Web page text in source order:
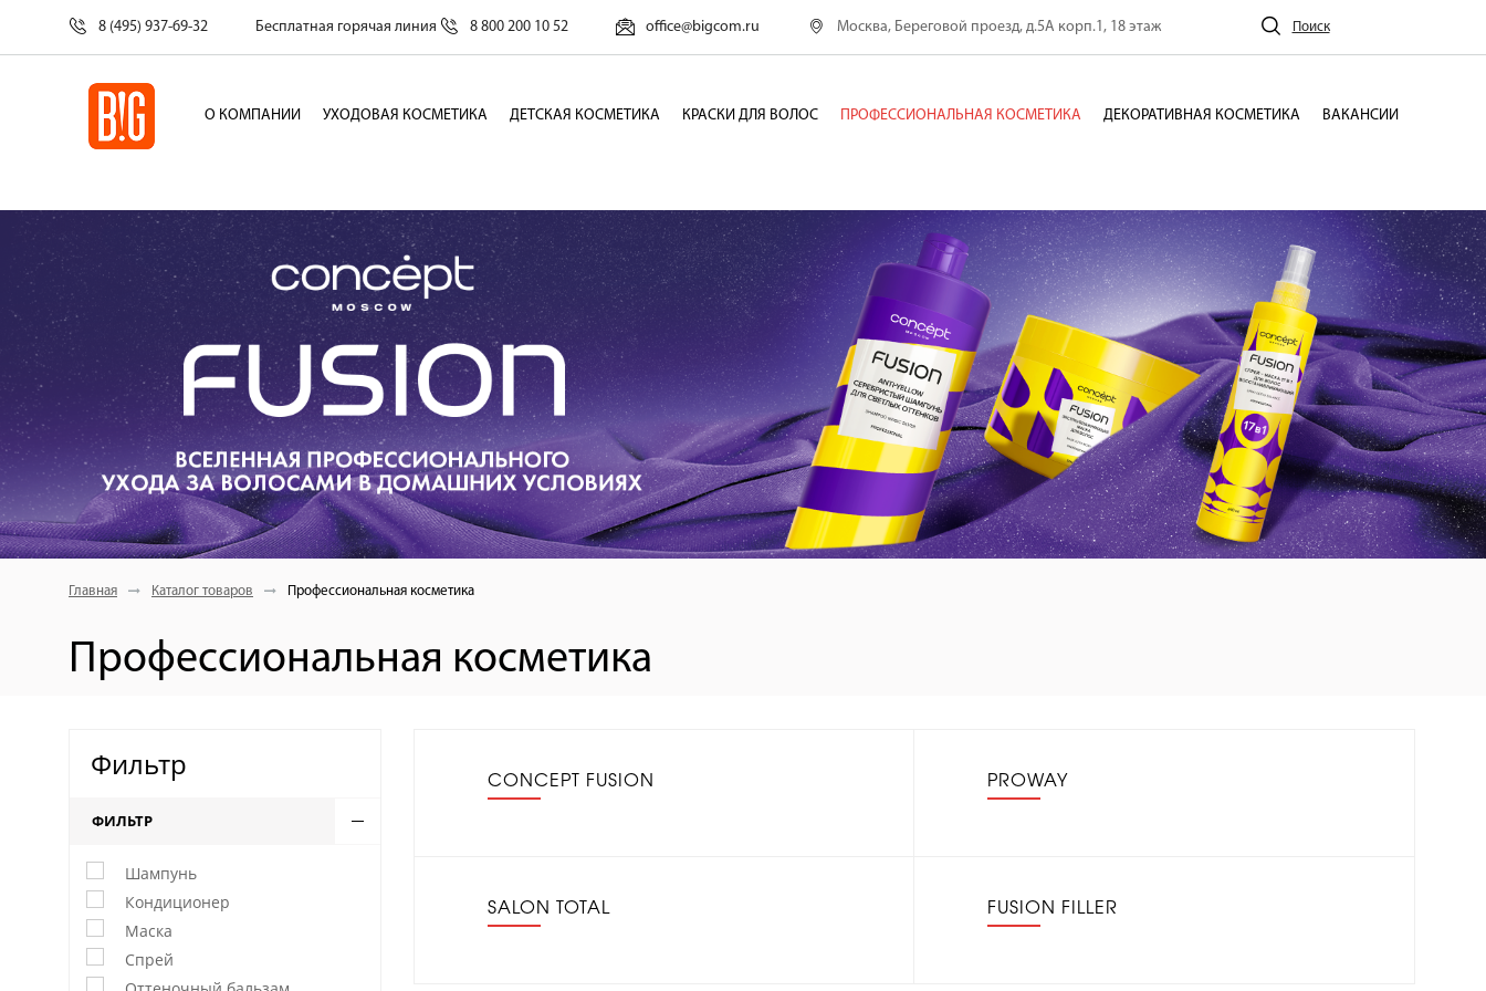
8 (495) 937-69-32 Бесплатная горячая линия 8 800 200 10 52 office@bigcom.ru Москва, Береговой проезд, д.5А корп.1, 18 этаж Поиск
О КОМПАНИИ УХОДОВАЯ КОСМЕТИКА ДЕТСКАЯ КОСМЕТИКА КРАСКИ ДЛЯ ВОЛОС ПРОФЕССИОНАЛЬНАЯ КОСМЕТИКА ДЕКОРАТИВНАЯ КОСМЕТИКА ВАКАНСИИ
Главная Каталог товаров Профессиональная косметика
Профессиональная косметика
Фильтр
ФИЛЬТР
Шампунь
Кондиционер
Маска
Спрей
CONCEPT FUSION PROWAY
SALON TOTAL FUSION FILLER